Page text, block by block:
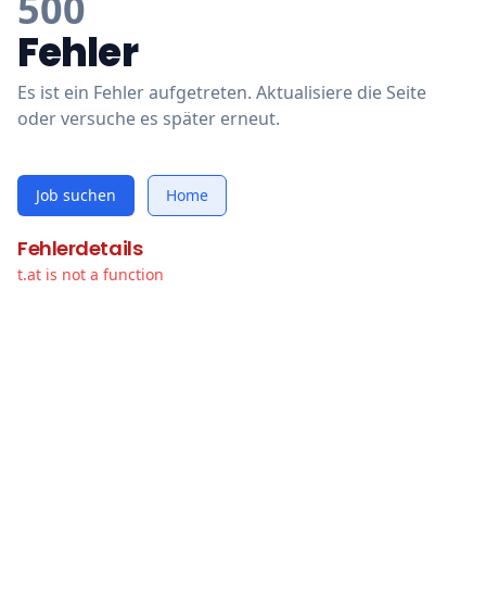
Fehler
Es ist ein Fehler aufgetreten. Aktualisiere die Seite
oder versuche es später erneut.
Job suchen Home
Fehlerdetails
t.at is not a function